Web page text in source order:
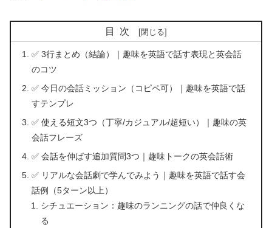
目次
✅ 3行まとめ（結論）｜趣味を英語で話す表現と英会話
のコツ
✅ 今日の会話ミッション（コピペ可）｜趣味を英語で話
すテンプレ
✅ 使える短文3つ（丁寧/カジュアル/超短い）｜趣味の英
会話フレーズ
✅ 会話を伸ばす追加質問3つ｜趣味トークの英会話術
✅ リアルな会話劇で学んでみよう｜趣味を英語で話す会
話例（5ターン以上）
シチュエーション：趣味のランニングの話で仲良くな
る